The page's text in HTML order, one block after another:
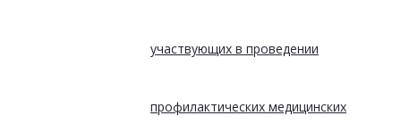
участвующих в проведении
профилактических медицинских